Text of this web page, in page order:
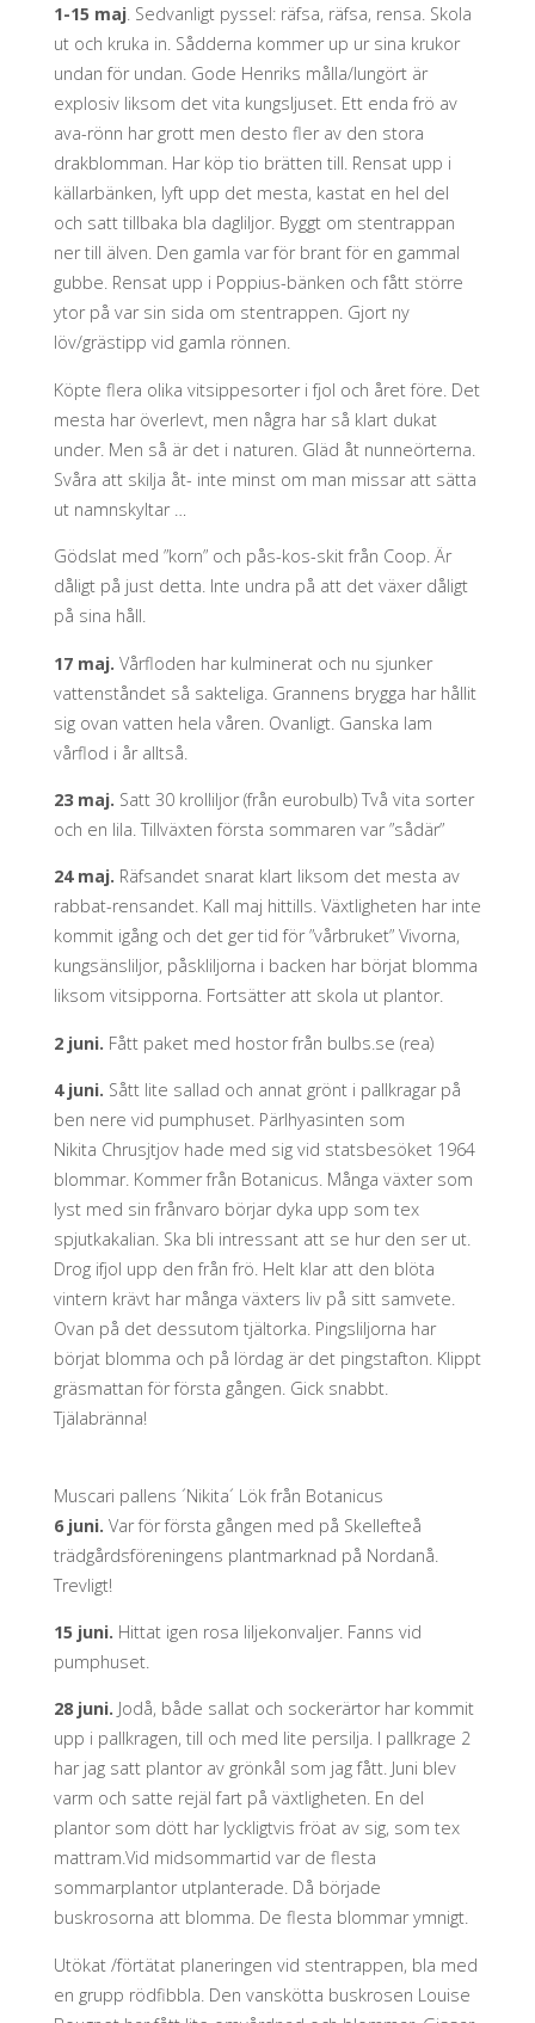
1-15 maj. Sedvanligt pyssel: räfsa, räfsa, rensa. Skola
ut och kruka in. Sådderna kommer up ur sina krukor
undan för undan. Gode Henriks målla/lungört är
explosiv liksom det vita kungsljuset. Ett enda frö av
ava-rönn har grott men desto fler av den stora
drakblomman. Har köp tio brätten till. Rensat upp i
källarbänken, lyft upp det mesta, kastat en hel del
och satt tillbaka bla dagliljor. Byggt om stentrappan
ner till älven. Den gamla var för brant för en gammal
gubbe. Rensat upp i Poppius-bänken och fått större
ytor på var sin sida om stentrappen. Gjort ny
löv/grästipp vid gamla rönnen.
Köpte flera olika vitsippesorter i fjol och året före. Det
mesta har överlevt, men några har så klart dukat
under. Men så är det i naturen. Gläd åt nunneörterna.
Svåra att skilja åt- inte minst om man missar att sätta
ut namnskyltar …
Gödslat med ”korn” och pås-kos-skit från Coop. Är
dåligt på just detta. Inte undra på att det växer dåligt
på sina håll.
17 maj. Vårfloden har kulminerat och nu sjunker
vattenståndet så sakteliga. Grannens brygga har hållit
sig ovan vatten hela våren. Ovanligt. Ganska lam
vårflod i år alltså.
23 maj. Satt 30 krolliljor (från eurobulb) Två vita sorter
och en lila. Tillväxten första sommaren var ”sådär”
24 maj. Räfsandet snarat klart liksom det mesta av
rabbat-rensandet. Kall maj hittills. Växtligheten har inte
kommit igång och det ger tid för ”vårbruket” Vivorna,
kungsänsliljor, påskliljorna i backen har börjat blomma
liksom vitsipporna. Fortsätter att skola ut plantor.
2 juni. Fått paket med hostor från bulbs.se (rea)
4 juni. Sått lite sallad och annat grönt i pallkragar på
ben nere vid pumphuset. Pärlhyasinten som
Nikita Chrusjtjov hade med sig vid statsbesöket 1964
blommar. Kommer från Botanicus. Många växter som
lyst med sin frånvaro börjar dyka upp som tex
spjutkakalian. Ska bli intressant att se hur den ser ut.
Drog ifjol upp den från frö. Helt klar att den blöta
vintern krävt har många växters liv på sitt samvete.
Ovan på det dessutom tjältorka. Pingsliljorna har
börjat blomma och på lördag är det pingstafton. Klippt
gräsmattan för första gången. Gick snabbt.
Tjälabränna!
Muscari pallens ´Nikita´ Lök från Botanicus
6 juni. Var för första gången med på Skellefteå
trädgårdsföreningens plantmarknad på Nordanå.
Trevligt!
15 juni. Hittat igen rosa liljekonvaljer. Fanns vid
pumphuset.
28 juni. Jodå, både sallat och sockerärtor har kommit
upp i pallkragen, till och med lite persilja. I pallkrage 2
har jag satt plantor av grönkål som jag fått. Juni blev
varm och satte rejäl fart på växtligheten. En del
plantor som dött har lyckligtvis fröat av sig, som tex
mattram.Vid midsommartid var de flesta
sommarplantor utplanterade. Då började
buskrosorna att blomma. De flesta blommar ymnigt.
Utökat /förtätat planeringen vid stentrappen, bla med
en grupp rödfibbla. Den vanskötta buskrosen Louise